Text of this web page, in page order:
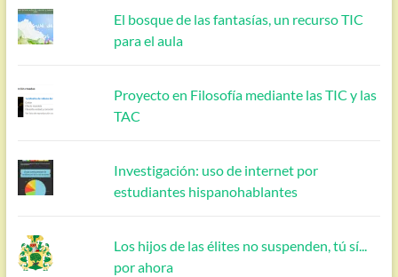
El bosque de las fantasías, un recurso TIC
para el aula
Proyecto en Filosofía mediante las TIC y las
TAC
Investigación: uso de internet por
estudiantes hispanohablantes
Los hijos de las élites no suspenden, tú sí...
por ahora